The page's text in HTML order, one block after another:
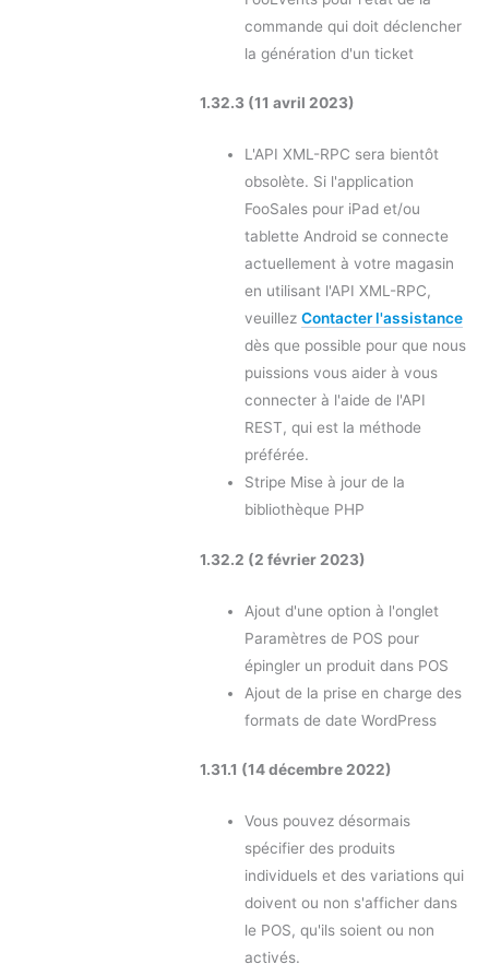
commande qui doit déclencher
la génération d'un ticket
1.32.3 (11 avril 2023)
L'API XML-RPC sera bientôt
obsolète. Si l'application
FooSales pour iPad et/ou
tablette Android se connecte
actuellement à votre magasin
en utilisant l'API XML-RPC,
veuillezContacter l'assistance
dès que possible pour que nous
puissions vous aider à vous
connecter à l'aide de l'API
REST, qui est la méthode
préférée.
Stripe Mise à jour de la
bibliothèque PHP
1.32.2 (2 février 2023)
Ajout d'une option à l'onglet
Paramètres de POS pour
épingler un produit dans POS
Ajout de la prise en charge des
formats de date WordPress
1.31.1 (14 décembre 2022)
Vous pouvez désormais
spécifier des produits
individuels et des variations qui
doivent ou non s'afficher dans
le POS, qu'ils soient ou non
activés.